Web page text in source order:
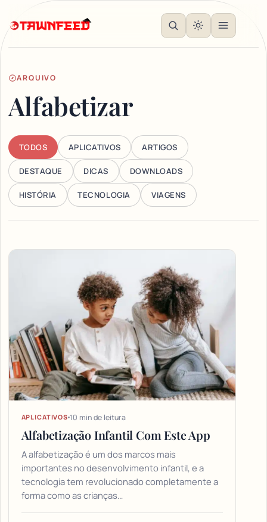
ARQUIVO
Alfabetizar
TODOS APLICATIVOS ARTIGOS
DESTAQUE DICAS DOWNLOADS
HISTÓRIA TECNOLOGIA VIAGENS
Articles
APLICATIVOS 10 min de leitura
Alfabetização Infantil Com Este App
A alfabetização é um dos marcos mais
importantes no desenvolvimento infantil, e a
tecnologia tem revolucionado completamente a
forma como as crianças…